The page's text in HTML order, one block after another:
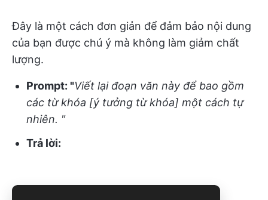
Đây là một cách đơn giản để đảm bảo nội dung
của bạn được chú ý mà không làm giảm chất
lượng.
Prompt: "Viết lại đoạn văn này để bao gồm
các từ khóa [ý tưởng từ khóa] một cách tự
nhiên. "
Trả lời: